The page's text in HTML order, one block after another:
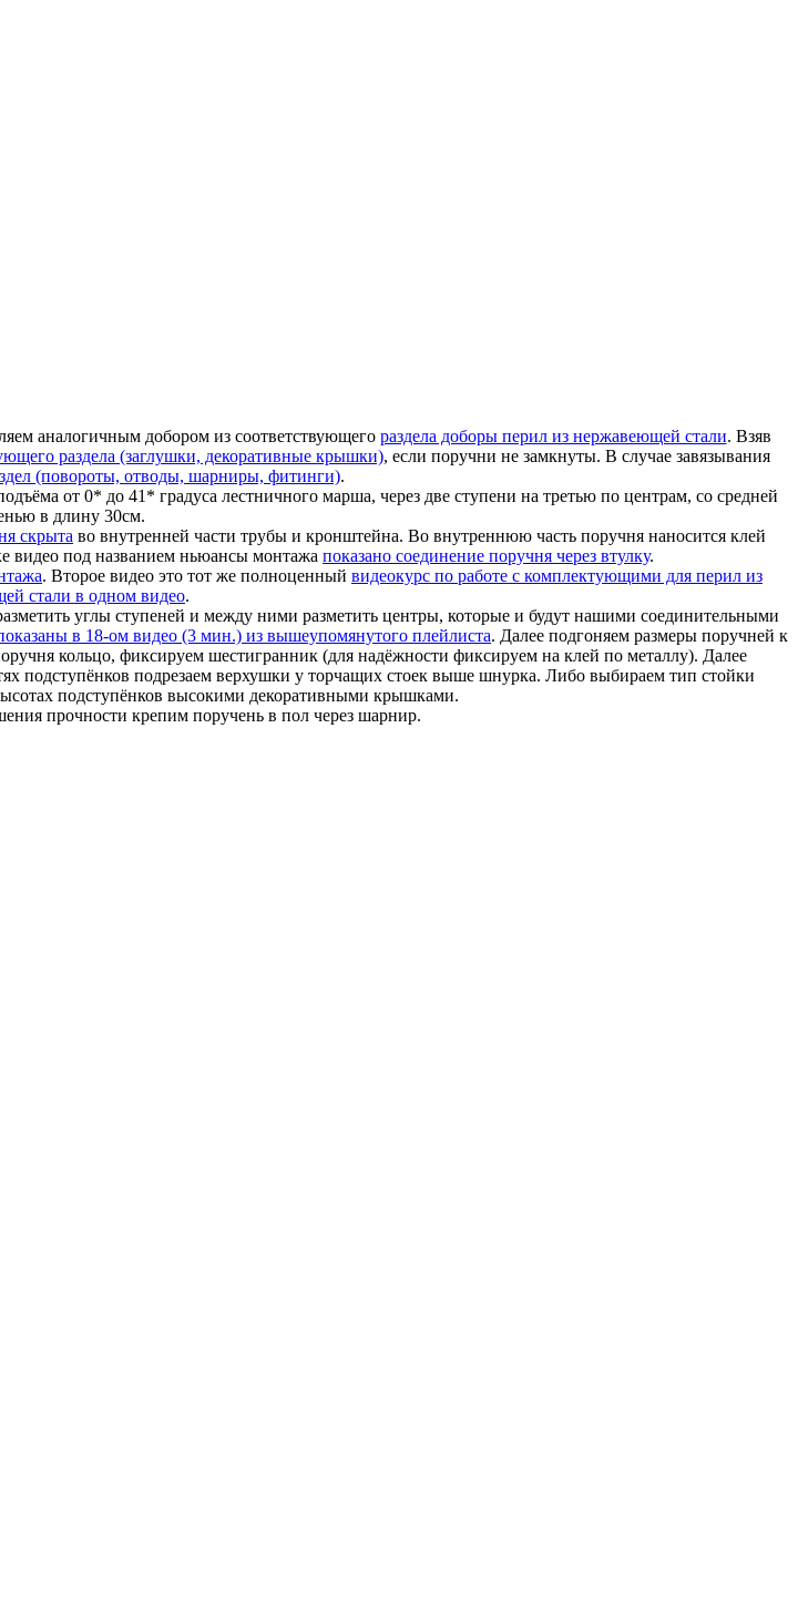
аналогичным добором из соответствующего раздела доборы перил из нержавеющей стали. Взяв
раздела (заглушки, декоративные крышки), если поручни не замкнуты. В случае завязывания
(повороты, отводы, шарниры, фитинги).
от 0* до 41* градуса лестничного марша, через две ступени на третью по центрам, со средней
в длину 30см.
скрыта во внутренней части трубы и кронштейна. Во внутреннюю часть поручня наносится клей
видео под названием ньюансы монтажа показано соединение поручня через втулку.
. Второе видео это тот же полноценный видеокурс по работе с комплектующими для перил из
стали в одном видео.
углы ступеней и между ними разметить центры, которые и будут нашими соединительными
в 18-ом видео (3 мин.) из вышеупомянутого плейлиста. Далее подгоняем размеры поручней к
кольцо, фиксируем шестигранник (для надёжности фиксируем на клей по металлу). Далее
подступёнков подрезаем верхушки у торчащих стоек выше шнурка. Либо выбираем тип стойки
подступёнков высокими декоративными крышками.
прочности крепим поручень в пол через шарнир.